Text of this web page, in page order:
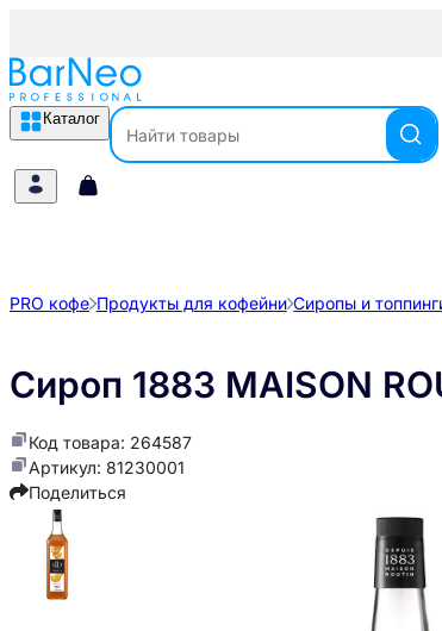
Каталог
PRO кофе Продукты для кофейни Сиропы и
Сироп 1883 MAISON
Код товара: 264587
Артикул: 81230001
Поделиться